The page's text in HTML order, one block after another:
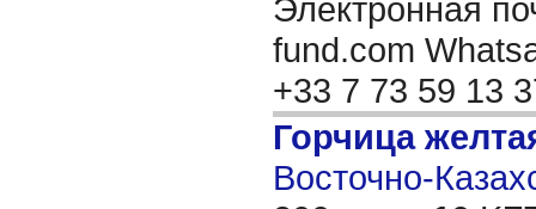
Электронная
fund.com
+33 7 73 59 13
Горчица
Восточно-